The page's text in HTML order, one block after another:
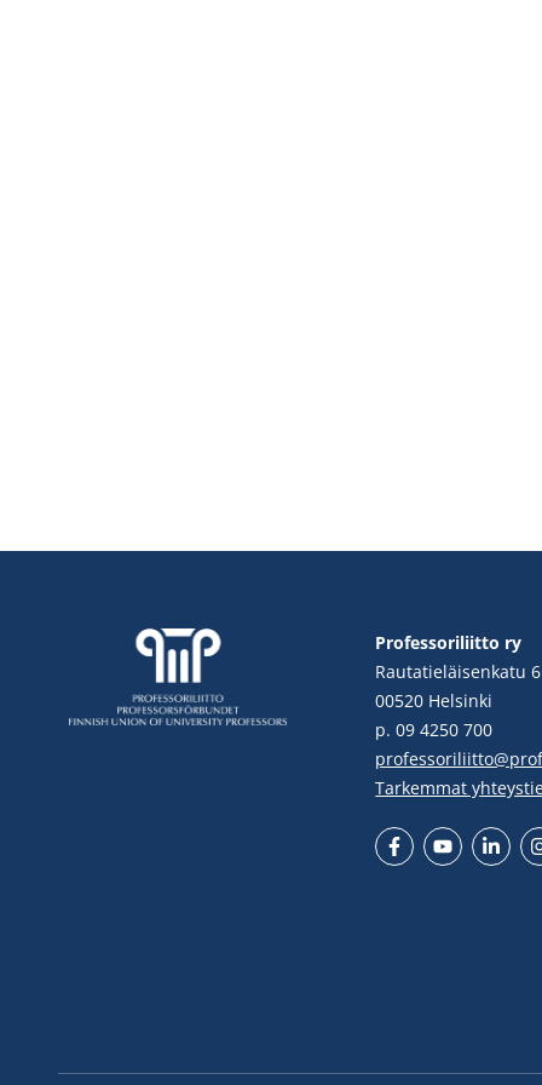
Professoriliitto ry
Rautatieläisenkatu 6
00520 Helsinki
p. 09 4250 700
Tarkemmat